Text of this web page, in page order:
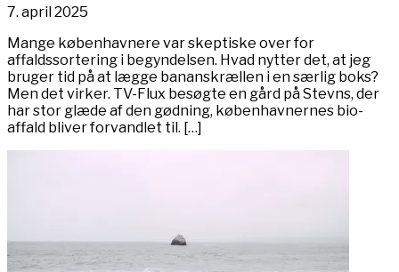
7. april 2025
Mange københavnere var skeptiske over for
affaldssortering i begyndelsen. Hvad nytter det, at jeg
bruger tid på at lægge bananskrællen i en særlig boks?
Men det virker. TV-Flux besøgte en gård på Stevns, der
har stor glæde af den gødning, københavnernes bio-
affald bliver forvandlet til. […]